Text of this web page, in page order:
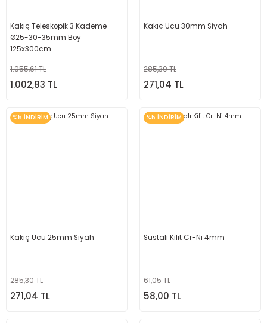
Kakıç Teleskopik 3 Kademe
Ø25-30-35mm Boy
125x300cm
1.055,61 TL
1.002,83 TL
Kakıç Ucu 30mm Siyah
285,30 TL
271,04 TL
%5 İNDİRİM
Kakıç Ucu 25mm Siyah
285,30 TL
271,04 TL
%5 İNDİRİM
Sustalı Kilit Cr-Ni 4mm
61,05 TL
58,00 TL